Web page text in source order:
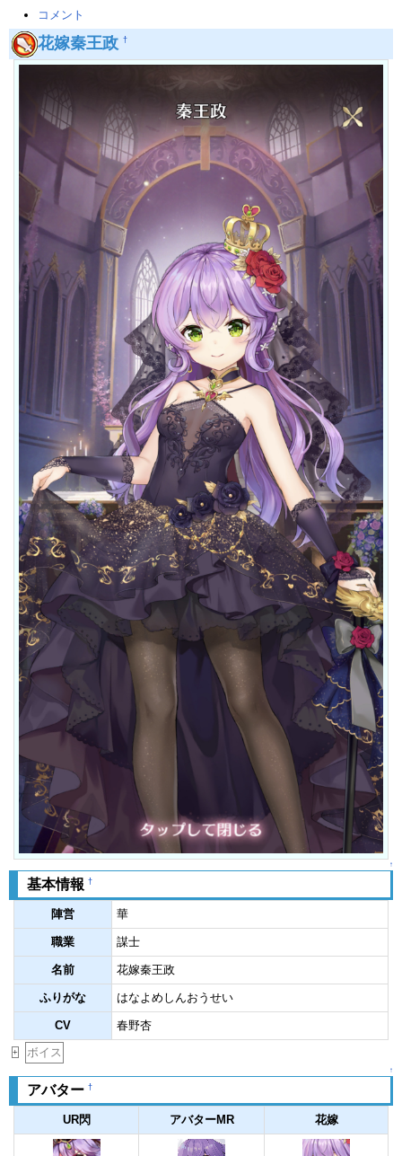
コメント
花嫁秦王政 †
↑
基本情報 †
陣営 華
職業 謀士
名前 花嫁秦王政
ふりがな はなよめしんおうせい
CV 春野杏
+ ボイス
↑
アバター †
UR閃 アバターMR 花嫁